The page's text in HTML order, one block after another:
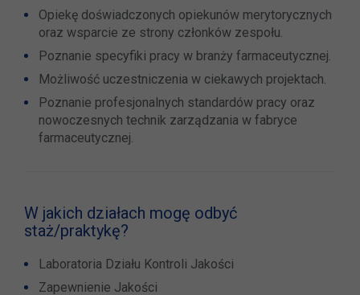
Opiekę doświadczonych opiekunów merytorycznych
oraz wsparcie ze strony członków zespołu.
Poznanie specyfiki pracy w branży farmaceutycznej.
Możliwość uczestniczenia w ciekawych projektach.
Poznanie profesjonalnych standardów pracy oraz
nowoczesnych technik zarządzania w fabryce
farmaceutycznej.
W jakich działach mogę odbyć
staż/praktykę?
Laboratoria Działu Kontroli Jakości
Zapewnienie Jakości